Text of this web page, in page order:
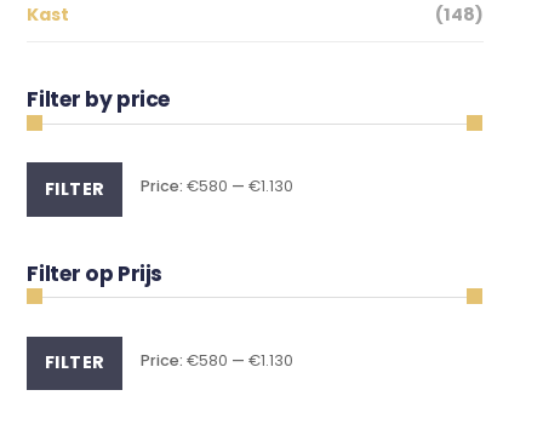
Kast (148)
Filter by price
FILTER Price:€580 —€1.130
Filter op Prijs
FILTER Price:€580 —€1.130